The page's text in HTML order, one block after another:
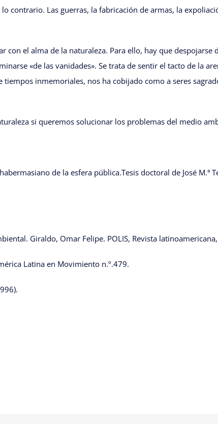
contrario. Las guerras, la fabricación de armas, la
con el alma de la naturaleza. Para ello, hay que
«de las vanidades». Se trata de sentir el tacto de la
inmemoriales, nos ha cobijado como a seres
si queremos solucionar los problemas del medio
de la esfera pública.Tesis doctoral de José M.ª
Giraldo, Omar Felipe. POLIS, Revista
Latina en Movimiento n.º.479.